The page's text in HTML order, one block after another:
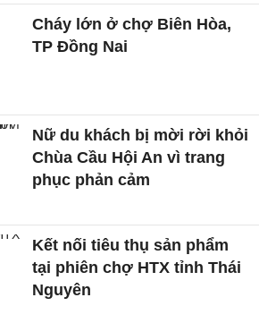
Cháy lớn ở chợ Biên Hòa,
TP Đồng Nai
Nữ du khách bị mời rời khỏi
Chùa Cầu Hội An vì trang
phục phản cảm
Kết nối tiêu thụ sản phẩm
tại phiên chợ HTX tỉnh Thái
Nguyên